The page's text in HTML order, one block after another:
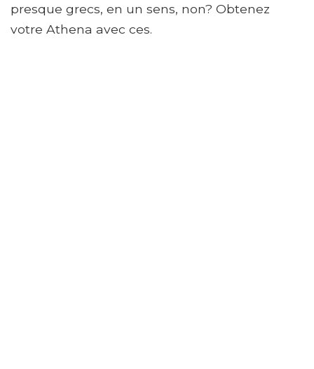
presque grecs, en un sens, non? Obtenez
votre Athena avec ces.